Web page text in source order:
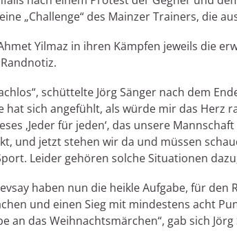
„Challenge“ des Mainzer Trainers, die
Yilmaz in ihren Kämpfen jeweils die
schüttelte Jörg Sänger nach dem
hat sich angefühlt, als würde mir das Herz
‚Jeder für jeden‘, das unsere
und jetzt stehen wir da und müssen
Leider gehören solche Situationen
haben nun die heikle Aufgabe, für
und einen Sieg mit mindestens acht
an das Weihnachtsmärchen“, gab sich